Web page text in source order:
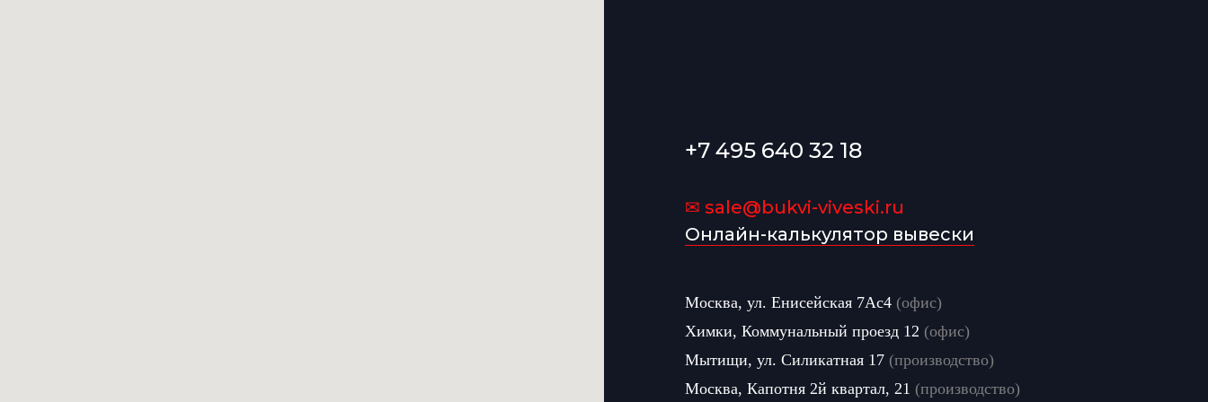
+7 495 640 32 18
✉ sale@bukvi-viveski.ru
Онлайн-калькулятор вывески
Москва, ул. Енисейская 7Ас4 (офис)
Химки, Коммунальный проезд 12 (офис)
Мытищи, ул. Силикатная 17 (производство)
Москва, Капотня 2й квартал, 21 (производство)